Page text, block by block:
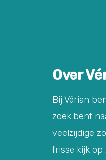
Over
Bij Vérian
zoek bent
veelzijdige
frisse kijk op